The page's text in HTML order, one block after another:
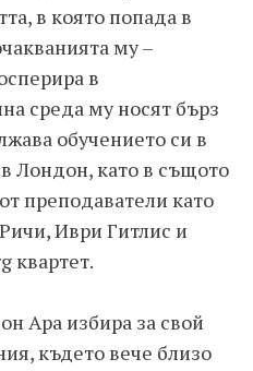
в която попада в
му –
в
среда му носят бърз
обучението си в
Лондон, като в същото
преподаватели като
Иври Гитлис и
квартет.
Ара избира за свой
където вече близо